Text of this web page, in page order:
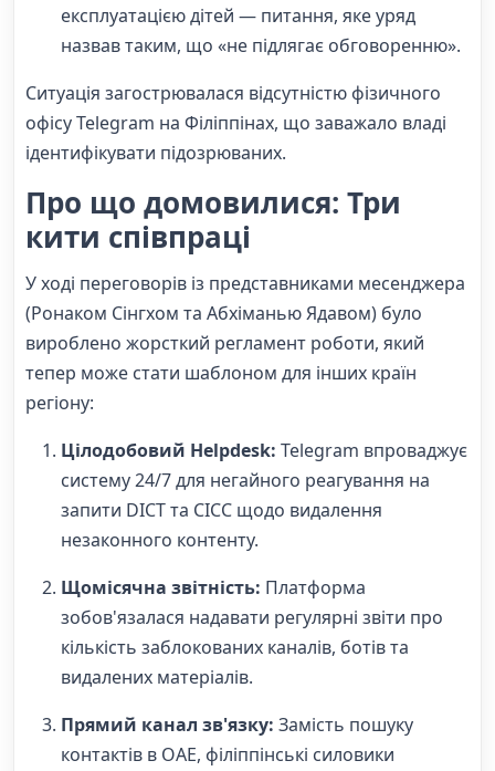
експлуатацією дітей — питання, яке уряд
назвав таким, що «не підлягає обговоренню».
Ситуація загострювалася відсутністю фізичного
офісу Telegram на Філіппінах, що заважало владі
ідентифікувати підозрюваних.
Про що домовилися: Три
кити співпраці
У ході переговорів із представниками месенджера
(Ронаком Сінгхом та Абхіманью Ядавом) було
вироблено жорсткий регламент роботи, який
тепер може стати шаблоном для інших країн
регіону:
Цілодобовий Helpdesk: Telegram впроваджує
систему 24/7 для негайного реагування на
запити DICT та CICC щодо видалення
незаконного контенту.
Щомісячна звітність: Платформа
зобов'язалася надавати регулярні звіти про
кількість заблокованих каналів, ботів та
видалених матеріалів.
Прямий канал зв'язку: Замість пошуку
контактів в ОАЕ, філіппінські силовики